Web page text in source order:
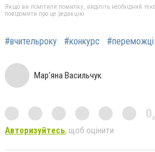
Якщо ви помітили помилку, виділіть необхідний
повідомити про це редакцію
#вчительроку #конкурс #переможці
Мар'яна Васильчук
Авторизуйтесь, щоб оцінити